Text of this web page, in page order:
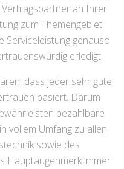
an Ihrer
zum Themengebiet
Serviceleistung genauso
erledigt.
dass jeder sehr gute
basiert. Darum
bezahlbare
vollem Umfang zu allen
sowie des
Hauptaugenmerk immer